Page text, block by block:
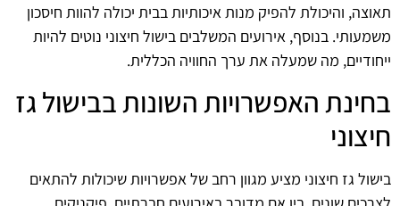
תאוצה, והיכולת להפיק מנות איכותיות בבית יכולה להוות חיסכון
משמעותי. בנוסף, אירועים המשלבים בישול חיצוני נוטים להיות
ייחודיים, מה שמעלה את ערך החוויה הכללית.
בחינת האפשרויות השונות בבישול גז
חיצוני
בישול גז חיצוני מציע מגוון רחב של אפשרויות שיכולות להתאים